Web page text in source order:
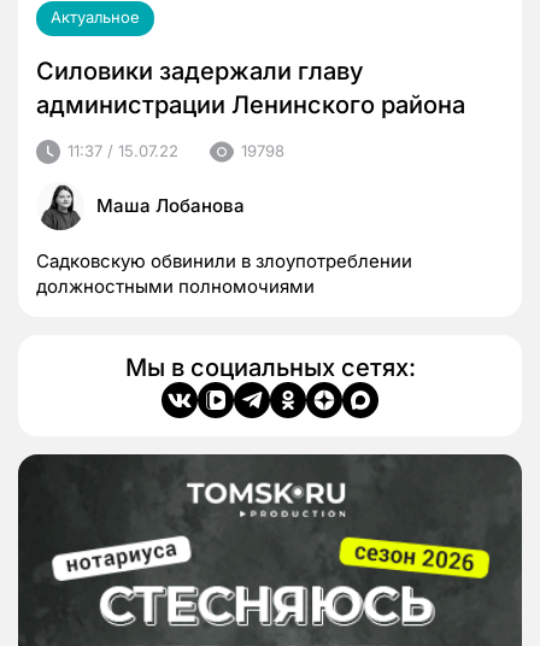
Актуальное
Силовики задержали главу
администрации Ленинского района
11:37 / 15.07.22 19798
Маша Лобанова
Садковскую обвинили в злоупотреблении
должностными полномочиями
Мы в социальных сетях: